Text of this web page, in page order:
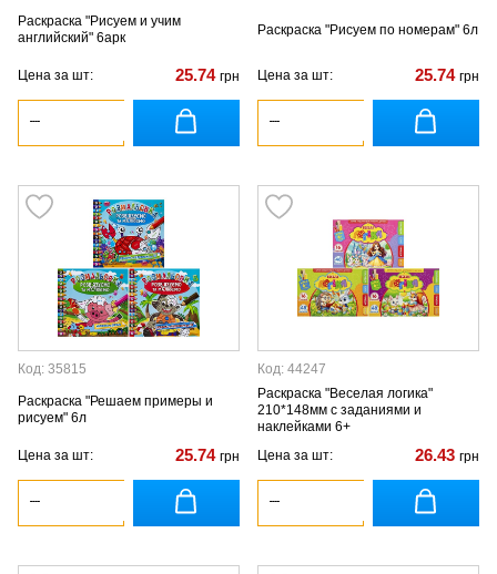
Раскраска "Рисуем и учим
английский" 6арк
Цена за шт: 25.74 грн
Раскраска "Рисуем по номерам" 6л
Цена за шт: 25.74 грн
Код: 35815
Раскраска "Решаем примеры и
рисуем" 6л
Цена за шт: 25.74 грн
Код: 44247
Раскраска "Веселая логика"
210*148мм с заданиями и
наклейками 6+
Цена за шт:
26.43 грн